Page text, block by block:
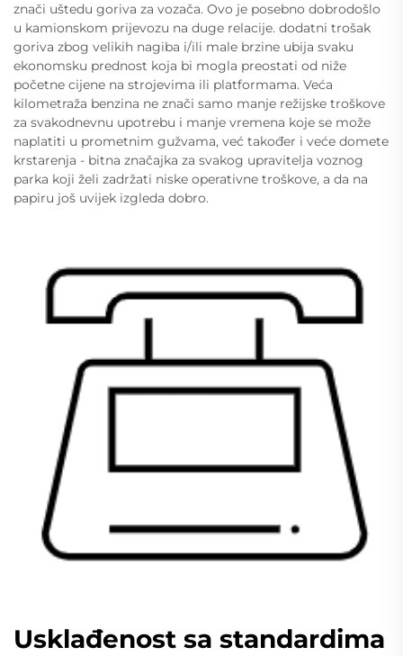
znači uštedu goriva za vozača. Ovo je posebno dobrodošlo
u kamionskom prijevozu na duge relacije. dodatni trošak
goriva zbog velikih nagiba i/ili male brzine ubija svaku
ekonomsku prednost koja bi mogla preostati od niže
početne cijene na strojevima ili platformama. Veća
kilometraža benzina ne znači samo manje režijske troškove
za svakodnevnu upotrebu i manje vremena koje se može
naplatiti u prometnim gužvama, već također i veće domete
krstarenja - bitna značajka za svakog upravitelja voznog
parka koji želi zadržati niske operativne troškove, a da na
papiru još uvijek izgleda dobro.
Usklađenost sa standardima